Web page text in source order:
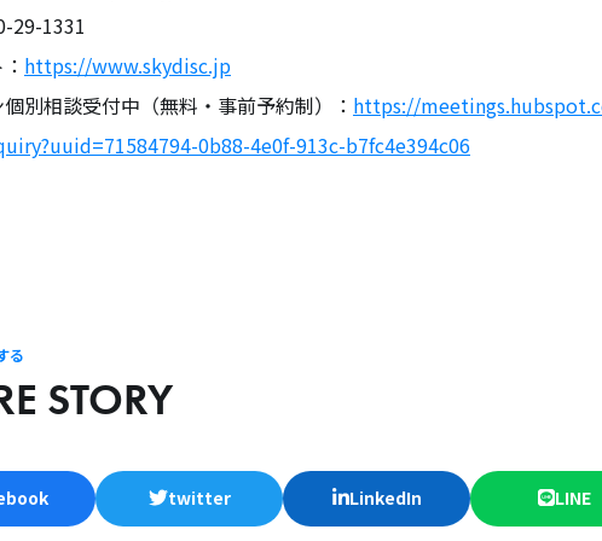
29-1331
https://www.skydisc.jp
別相談受付中（無料・事前予約制）： https://
0b88-4e0f-913c-b7fc4e394c06
る
STORY
twitter LinkedIn LINE